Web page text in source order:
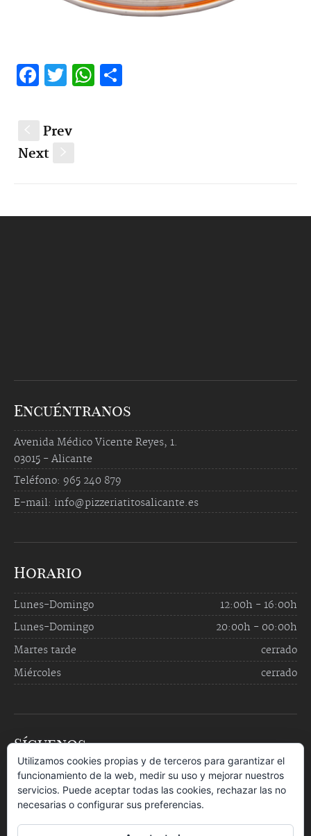
Facebook
Twitter
WhatsApp
Prev
Next
Encuéntranos
Avenida Médico Vicente Reyes, 1.
03015 - Alicante
Teléfono: 965 240 879
E-mail: info@pizzeriatitosalicante.es
Horario
Lunes-Domingo
12:00h - 16:00h
Lunes-Domingo
20:00h - 00:00h
Martes tarde
cerrado
Miércoles
cerrado
Síguenos
Utilizamos cookies propias y de terceros para garantizar el
funcionamiento de la web, medir su uso y mejorar nuestros
servicios. Puede aceptar todas las cookies, rechazar las no
necesarias o configurar sus preferencias.